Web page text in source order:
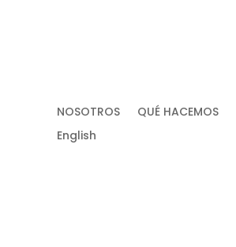
NOSOTROS QUÉ HACEMOS
English